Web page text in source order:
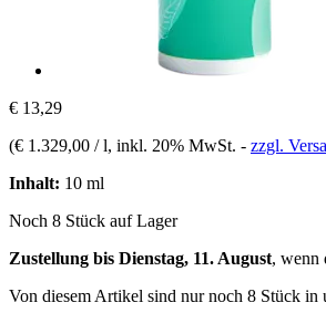
€ 13,29
(€ 1.329,00 / l, inkl. 20% MwSt. - zzgl.
Inhalt: 10 ml
Noch 8 Stück auf Lager
Zustellung bis Dienstag, 11. August, wenn
Von diesem Artikel sind nur noch 8 Stück in